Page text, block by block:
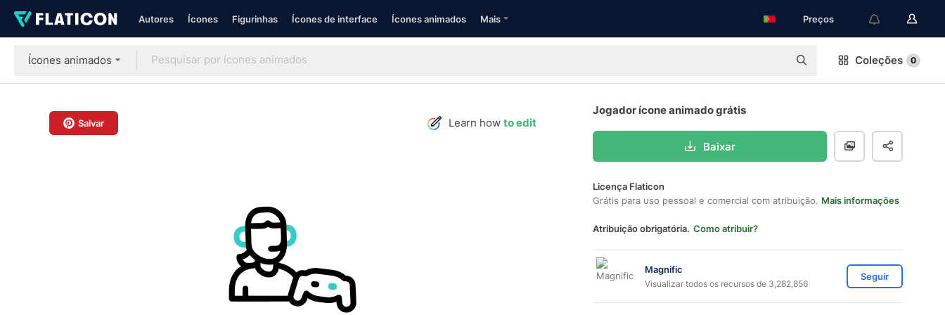
Autores Ícones Figurinhas Ícones de interface Ícones animados Mais Preços
Ícones animados Coleções 0
Salvar Learn how to edit
Jogador ícone animado grátis
Baixar
Licença Flaticon
Grátis para uso pessoal e comercial com atribuição. Mais informações
Atribuição obrigatória. Como atribuir?
Magnific
Visualizar todos os recursos de 3,282,856
Seguir